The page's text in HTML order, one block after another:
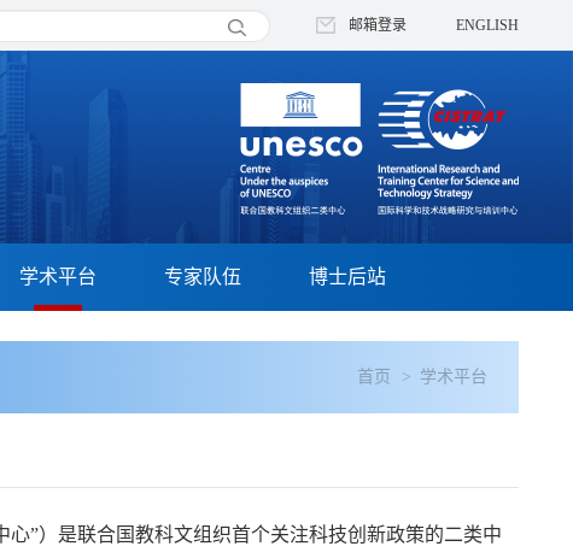
邮箱登录 ENGLISH
学术平台 专家队伍 博士后站
首页 学术平台
”）是联合国教科文组织首个关注科技创新政策的二类中